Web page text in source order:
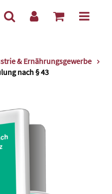
& Ernährungsgewerbe
nach § 43